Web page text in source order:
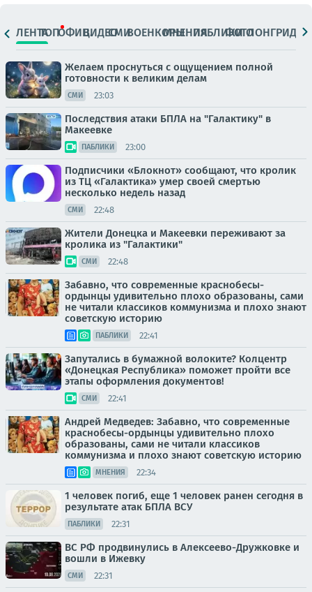
ЛЕНТАТОПОФИЦ.ВИДЕОСМИВОЕНКОРЫМНЕНИЯПАБЛИКИ
ФОТОЛОНГРИДЫ
Желаем проснуться с ощущением полной
готовности к великим делам
СМИ 23:03
Последствия атаки БПЛА на "Галактику" в
Макеевке
ПАБЛИКИ 23:00
Подписчики «Блокнот» сообщают, что кролик
из ТЦ «Галактика» умер своей смертью
несколько недель назад
СМИ 22:48
Жители Донецка и Макеевки переживают за
кролика из "Галактики"
СМИ 22:48
Забавно, что современные краснобесы-
ордынцы удивительно плохо образованы, сами
не читали классиков коммунизма и плохо знают
советскую историю
ПАБЛИКИ 22:41
Запутались в бумажной волоките? Колцентр
«Донецкая Республика» поможет пройти все
этапы оформления документов!
СМИ 22:41
Андрей Медведев: Забавно, что современные
краснобесы-ордынцы удивительно плохо
образованы, сами не читали классиков
коммунизма и плохо знают советскую историю
МНЕНИЯ 22:34
1 человек погиб, еще 1 человек ранен сегодня в
результате атак БПЛА ВСУ
ПАБЛИКИ 22:31
ВС РФ продвинулись в Алексеево-Дружковке и
вошли в Ижевку
СМИ 22:31